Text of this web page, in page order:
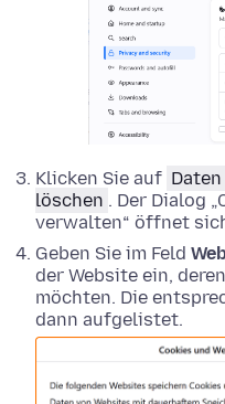
Klicken Sie auf
löschen . Der Dialog
verwalten“ öffnet
Geben Sie im Feld
der Website ein,
möchten. Die
dann aufgelistet.